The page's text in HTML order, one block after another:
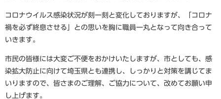
コロナウイルス感染状況が刻一刻と変化しておりますが、「コロナ
禍を必ず終息させる」との思いを胸に職員一丸となって向き合って
いきます。
市民の皆様には大変ご不便をおかけいたしますが、市としても、感
染拡大防止に向けて埼玉県とも連携し、しっかりと対策を講じてま
いりますので、皆さまのご理解、ご協力について、改めてお願い申
し上げます。